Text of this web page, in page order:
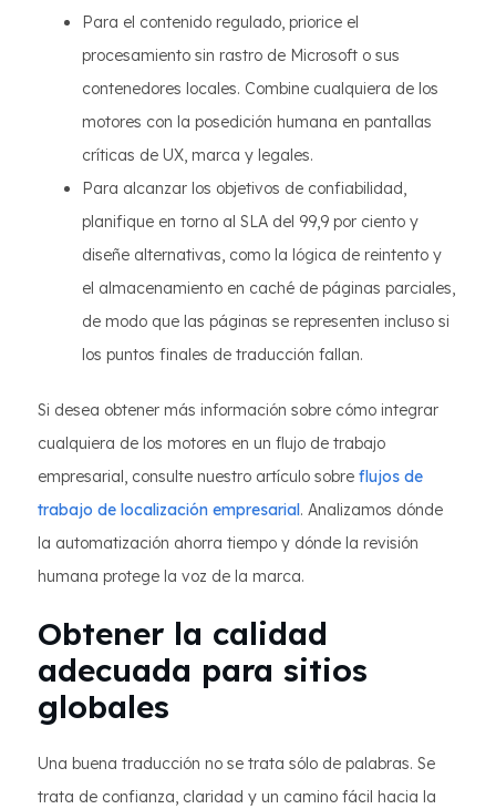
Para el contenido regulado, priorice el
procesamiento sin rastro de Microsoft o sus
contenedores locales. Combine cualquiera de los
motores con la posedición humana en pantallas
críticas de UX, marca y legales.
Para alcanzar los objetivos de confiabilidad,
planifique en torno al SLA del 99,9 por ciento y
diseñe alternativas, como la lógica de reintento y
el almacenamiento en caché de páginas parciales,
de modo que las páginas se representen incluso si
los puntos finales de traducción fallan.
Si desea obtener más información sobre cómo integrar
cualquiera de los motores en un flujo de trabajo
empresarial, consulte nuestro artículo sobre flujos de
trabajo de localización empresarial. Analizamos dónde
la automatización ahorra tiempo y dónde la revisión
humana protege la voz de la marca.
Obtener la calidad
adecuada para sitios
globales
Una buena traducción no se trata sólo de palabras. Se
trata de confianza, claridad y un camino fácil hacia la